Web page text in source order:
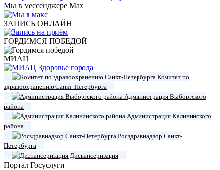
Мы в мессенджере Max
ЗАПИСЬ ОНЛАЙН
ГОРДИМСЯ ПОБЕДОЙ
МИАЦ
Комитет по
здравоохранению Санкт-Петербурга
Администрация Выборгского
района
Администрация Калининского
района
Росздравнадзор Санкт-
Петербурга
Диспансеризация
Портал Госуслуги